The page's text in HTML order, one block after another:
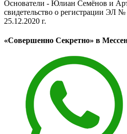
Основатели - Юлиан Семёнов и
свидетельство о регистрации ЭЛ
25.12.2020 г.
«Совершенно Секретно» в